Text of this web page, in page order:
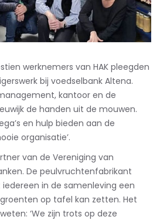
werknemers van HAK pleegden
bij voedselbank Altena.
kantoor en de
de handen uit de mouwen.
en hulp bieden aan de
organisatie’.
van de Vereniging van
De peulvruchtenfabrikant
in de samenleving een
op tafel kan zetten. Het
‘We zijn trots op deze